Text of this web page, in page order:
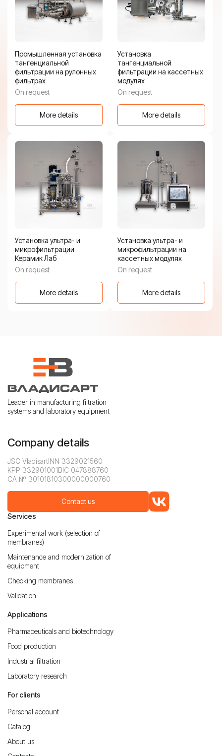
Промышленная установка
тангенциальной
фильтрации на рулонных
фильтрах
On request
More details
Установка
тангенциальной
фильтрации на кассетных
модулях
On request
More details
Установка ультра- и
микрофильтрации
Керамик Лаб
On request
More details
Установка ультра- и
микрофильтрации на
кассетных модулях
On request
More details
Leader in manufacturing filtration
systems and laboratory equipment
Company details
JSC VladisartINN 3329021560
KPP 332901001BIC 047888760
CA № 30101810300000000760
Contact us
Services
Experimental work (selection of
membranes)
Maintenance and modernization of
equipment
Checking membranes
Validation
Applications
Pharmaceuticals and biotechnology
Food production
Industrial filtration
Laboratory research
For clients
Personal account
Catalog
About us